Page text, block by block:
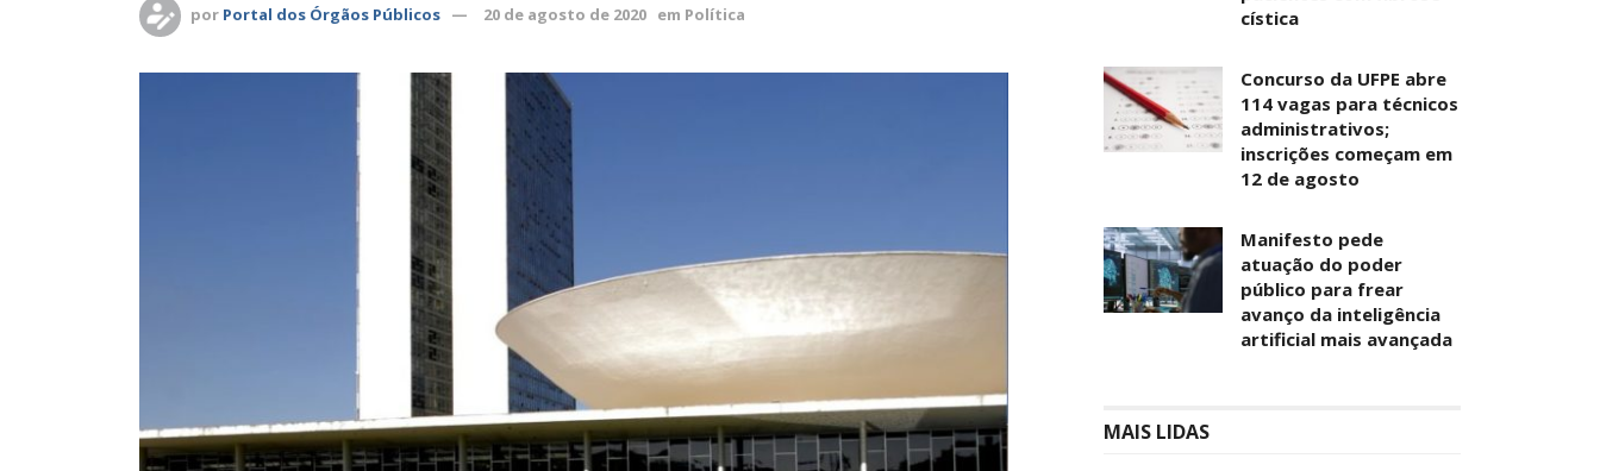
por Portal dos Órgãos Públicos 20 de agosto de 2020 em Política
cística
Concurso da UFPE abre
114 vagas para técnicos
administrativos;
inscrições começam em
12 de agosto
Manifesto pede
atuação do poder
público para frear
avanço da inteligência
artificial mais avançada
MAIS LIDAS